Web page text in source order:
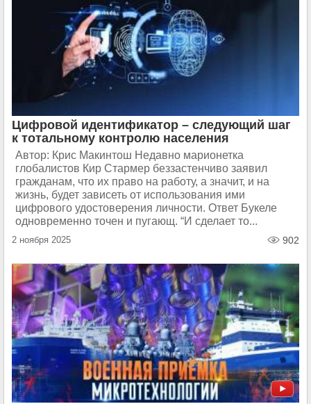
Цифровой идентификатор – следующий шаг
к тотальному контролю населения
Автор: Крис Макинтош Недавно марионетка
глобалистов Кир Стармер беззастенчиво заявил
гражданам, что их право на работу, а значит, и на
жизнь, будет зависеть от использования ими
цифрового удостоверения личности. Ответ Букеле
одновременно точен и пугающ. “И сделает то...
2 ноября 2025 902